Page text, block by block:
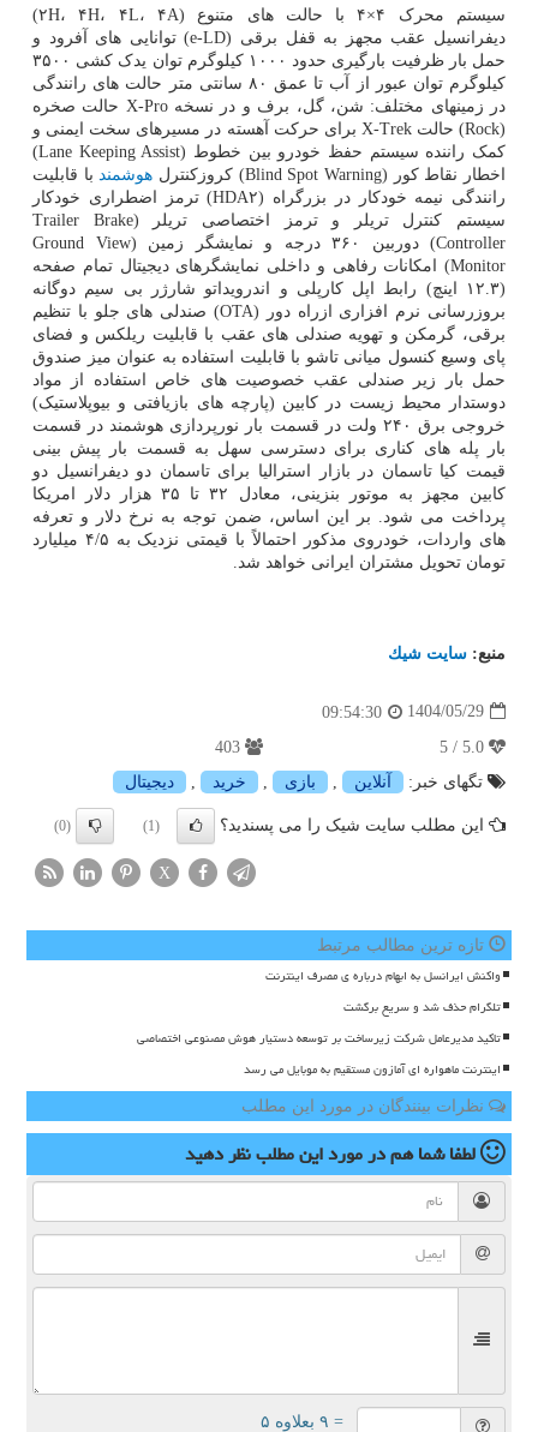
سیستم محرک ۴×۴ با حالت های متنوع (۲H، ۴H، ۴L، ۴A)
دیفرانسیل عقب مجهز به قفل برقی (e-LD) توانایی های آفرود و
حمل بار ظرفیت بارگیری حدود ۱۰۰۰ کیلوگرم توان یدک کشی ۳۵۰۰
کیلوگرم توان عبور از آب تا عمق ۸۰ سانتی متر حالت های رانندگی
در زمینهای مختلف: شن، گل، برف و در نسخه X-Pro حالت صخره
(Rock) حالت X-Trek برای حرکت آهسته در مسیرهای سخت ایمنی و
کمک راننده سیستم حفظ خودرو بین خطوط (Lane Keeping Assist)
اخطار نقاط کور (Blind Spot Warning) کروزکنترل
هوشمند با قابلیت
رانندگی نیمه خودکار در بزرگراه (HDA۲) ترمز اضطراری خودکار
سیستم کنترل تریلر و ترمز اختصاصی تریلر (Trailer Brake
Controller) دوربین ۳۶۰ درجه و نمایشگر زمین (Ground View
Monitor) امکانات رفاهی و داخلی نمایشگرهای دیجیتال تمام صفحه
(۱۲.۳ اینچ) رابط اپل کارپلی و اندرویداتو شارژر بی سیم دوگانه
بروزرسانی نرم افزاری ازراه دور (OTA) صندلی های جلو با تنظیم
برقی، گرمکن و تهویه صندلی های عقب با قابلیت ریلکس و فضای
پای وسیع کنسول میانی تاشو با قابلیت استفاده به عنوان میز صندوق
حمل بار زیر صندلی عقب خصوصیت های خاص استفاده از مواد
دوستدار محیط زیست در کابین (پارچه های بازیافتی و بیوپلاستیک)
خروجی برق ۲۴۰ ولت در قسمت بار نورپردازی هوشمند در قسمت
بار پله های کناری برای دسترسی سهل به قسمت بار پیش بینی
قیمت کیا تاسمان در بازار استرالیا برای تاسمان دو دیفرانسیل دو
کابین مجهز به موتور بنزینی، معادل ۳۲ تا ۳۵ هزار دلار امریکا
پرداخت می شود. بر این اساس، ضمن توجه به نرخ دلار و تعرفه
های واردات، خودروی مذکور احتمالاً با قیمتی نزدیک به ۴/۵ میلیارد
تومان تحویل مشتران ایرانی خواهد شد.
منبع: سایت شیك
1404/05/29
09:54:30
تگهای خبر:
آنلاین بازی خرید دیجیتال
این مطلب سایت شیک را می پسندید؟ (1)
(0)
X
تازه ترین مطالب مرتبط
واکنش ایرانسل به ابهام درباره ی مصرف اینترنت
تلگرام حذف شد و سریع برگشت
تاکید مدیرعامل شرکت زیرساخت بر توسعه دستیار هوش مصنوعی اختصاصی
اینترنت ماهواره ای آمازون مستقیم به موبایل می رسد
نظرات بینندگان در مورد این مطلب
لطفا شما همدر مورد این مطلبنظر دهید
= ۹ بعلاوه ۵